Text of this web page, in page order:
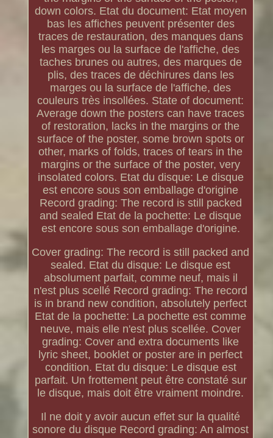
down colors. Etat du document: Etat moyen
bas les affiches peuvent présenter des
traces de restauration, des manques dans
les marges ou la surface de l'affiche, des
taches brunes ou autres, des marques de
plis, des traces de déchirures dans les
marges ou la surface de l'affiche, des
couleurs très insollées. State of document:
Average down the posters can have traces
of restoration, lacks in the margins or the
surface of the poster, some brown spots or
other, marks of folds, traces of tears in the
margins or the surface of the poster, very
insolated colors. Etat du disque: Le disque
est encore sous son emballage d'origine
Record grading: The record is still packed
and sealed Etat de la pochette: Le disque
est encore sous son emballage d'origine.
Cover grading: The record is still packed and
sealed. Etat du disque: Le disque est
absolument parfait, comme neuf, mais il
n'est plus scellé Record grading: The record
is in brand new condition, absolutely perfect
Etat de la pochette: La pochette est comme
neuve, mais elle n'est plus scellée. Cover
grading: Cover and extra documents like
lyric sheet, booklet or poster are in perfect
condition. Etat du disque: Le disque est
parfait. Un frottement peut être constaté sur
le disque, mais doit être vraiment moindre.
Il ne doit y avoir aucun effet sur la qualité
sonore du disque Record grading: An almost